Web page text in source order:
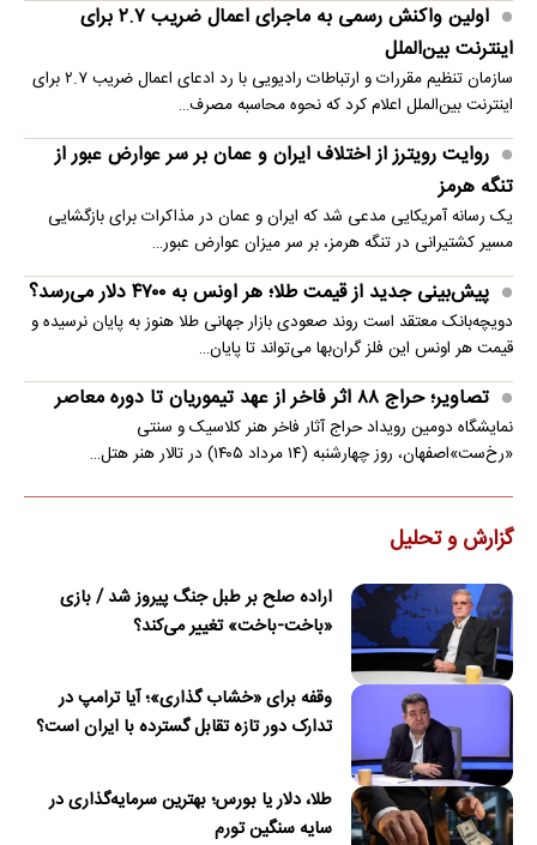
اولین واکنش رسمی به ماجرای اعمال ضریب ۲.۷ برای
اینترنت بین‌الملل
سازمان تنظیم مقررات و ارتباطات رادیویی با رد ادعای اعمال ضریب ۲.۷ برای
اینترنت بین‌الملل اعلام کرد که نحوه محاسبه مصرف…
روایت رویترز از اختلاف ایران و عمان بر سر عوارض عبور از
تنگه هرمز
یک رسانه آمریکایی مدعی شد که ایران و عمان در مذاکرات برای بازگشایی
مسیر کشتیرانی در تنگه هرمز، بر سر میزان عوارض عبور…
پیش‌بینی جدید از قیمت طلا؛ هر اونس به ۴۷۰۰ دلار می‌رسد؟
دویچه‌بانک معتقد است روند صعودی بازار جهانی طلا هنوز به پایان نرسیده و
قیمت هر اونس این فلز گران‌بها می‌تواند تا پایان…
تصاویر؛ حراج ۸۸ اثر فاخر از عهد تیموریان تا دوره معاصر
نمایشگاه دومین رویداد حراج آثار فاخر هنر کلاسیک و سنتی
«رخ‌ست»اصفهان، روز چهارشنبه (۱۴ مرداد ۱۴۰۵) در تالار هنر هتل…
گزارش و تحلیل
اراده صلح بر طبل جنگ پیروز شد / بازی
«باخت-باخت» تغییر می‌کند؟
وقفه برای «خشاب گذاری»؛ آیا ترامپ در
تدارک دور تازه تقابل گسترده با ایران است؟
طلا، دلار یا بورس؛ بهترین سرمایه‌گذاری در
سایه سنگین تورم